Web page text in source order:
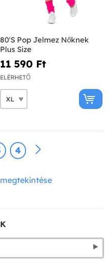
80'S Pop Jelmez Nőknek
Plus Size
11 590 Ft‎
ELÉRHETŐ
4